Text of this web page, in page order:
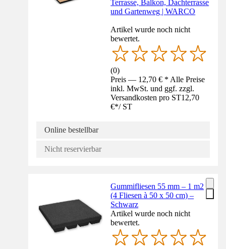
Terrasse, Balkon, Dachterrasse
und Gartenweg | WARCO
Artikel wurde noch nicht
bewertet.
(0)
Preis — 12,70 € * Alle Preise
inkl. MwSt. und ggf. zzgl.
Versandkosten pro ST12,70
€*/ ST
Online bestellbar
Nicht reservierbar
Gummifliesen 55 mm – 1 m2
(4 Fliesen à 50 x 50 cm) –
Schwarz
Artikel wurde noch nicht
bewertet.